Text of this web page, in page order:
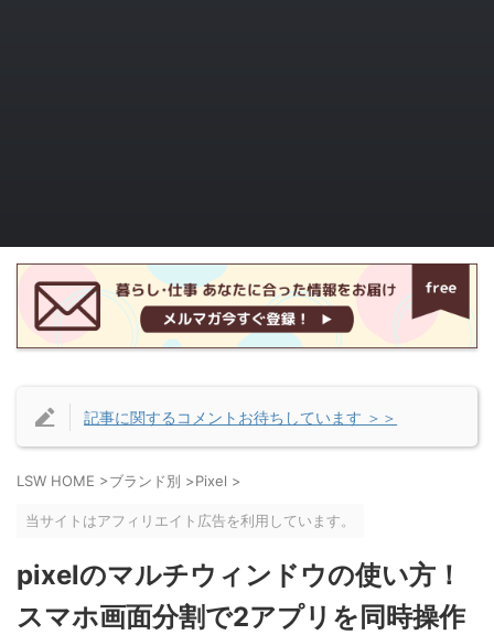
記事に関するコメントお待ちしています ＞＞
LSW HOME >ブランド別 >Pixel >
当サイトはアフィリエイト広告を利用しています。
pixelのマルチウィンドウの使い方！
スマホ画面分割で2アプリを同時操作